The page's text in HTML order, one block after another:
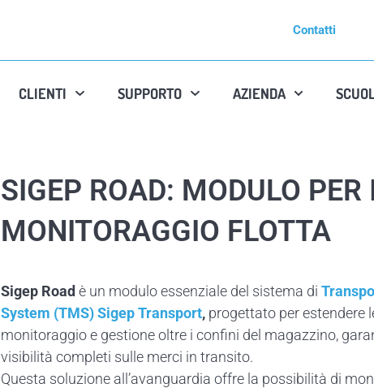
Contatti
CLIENTI SUPPORTO AZIENDA
SIGEP ROAD: MODULO PER
MONITORAGGIO FLOTTA
Sigep Roadè un modulo essenziale del sistema di
System (TMS) Sigep Transport, progettato per estendere
monitoraggio e gestione oltre i confini del magazzino,
visibilità completi sulle merci in transito.
Questa soluzione all’avanguardia offre la possibilità di